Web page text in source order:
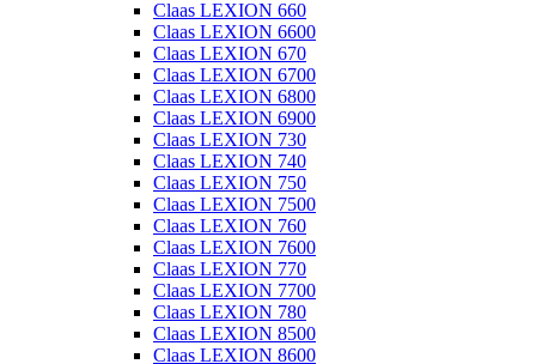
Claas LEXION 660
Claas LEXION 6600
Claas LEXION 670
Claas LEXION 6700
Claas LEXION 6800
Claas LEXION 6900
Claas LEXION 730
Claas LEXION 740
Claas LEXION 750
Claas LEXION 7500
Claas LEXION 760
Claas LEXION 7600
Claas LEXION 770
Claas LEXION 7700
Claas LEXION 780
Claas LEXION 8500
Claas LEXION 8600